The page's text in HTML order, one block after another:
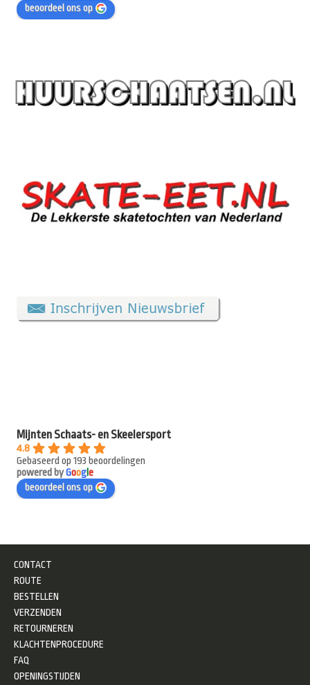
beoordeel ons op
Mijnten Schaats- en Skeelersport
4.8
Gebaseerd op 193 beoordelingen
powered byGooge
beoordeel ons op
CONTACT
ROUTE
BESTELLEN
VERZENDEN
RETOURNEREN
KLACHTENPROCEDURE
FAQ
OPENINGSTIJDEN